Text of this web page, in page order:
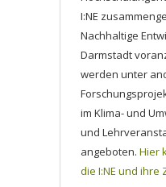
I:NE
Nachhaltige
Darmstadt
werden unter
im Klima- und
und
angeboten. Hier
die I:NE und ihre